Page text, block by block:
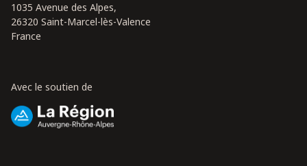
1035 Avenue des Alpes,
26320 Saint-Marcel-lès-Valence
France
Avec le soutien de